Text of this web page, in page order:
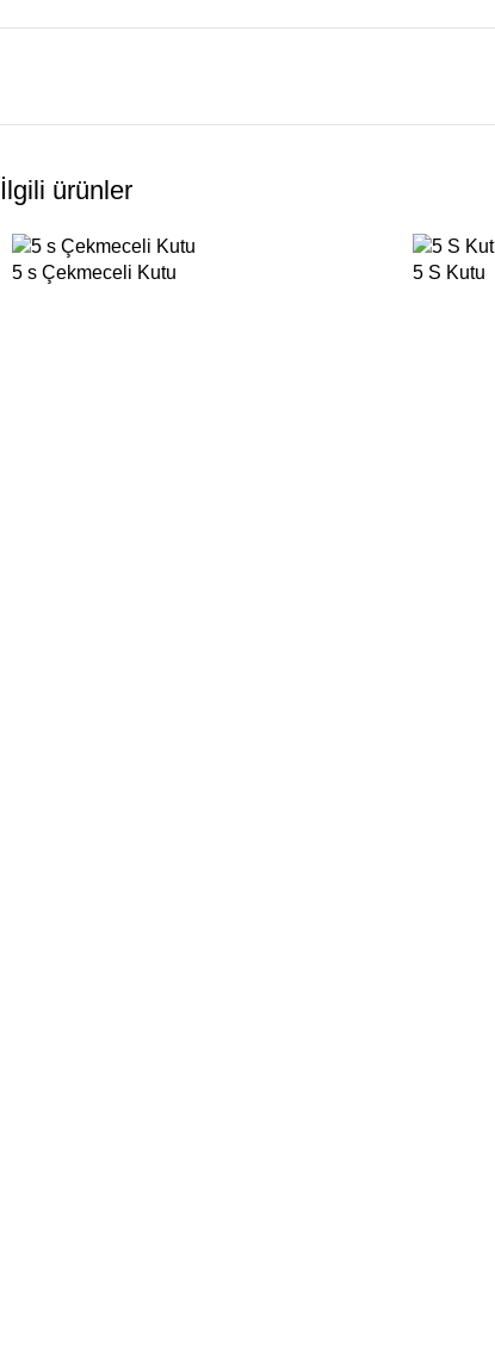
İlgili ürünler
5 s Çekmeceli Kutu 5 S Kutu